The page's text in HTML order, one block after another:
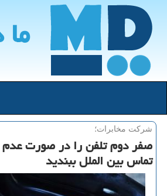
شركت مخابرات؛
صفر دوم تلفن را در صورت عدم
تماس بین الملل ببندید